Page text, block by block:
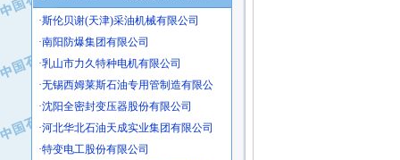
·斯伦贝谢(天津)采油机械有限公司